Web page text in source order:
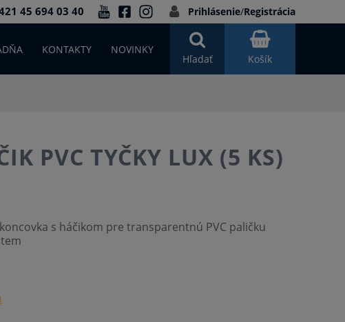
45 694 03 40 Prihlásenie/Registrácia
Košík
Hľadať
KONTAKTY NOVINKY
PVC TYČKY LUX (5 KS)
s háčikom pre transparentnú PVC paličku